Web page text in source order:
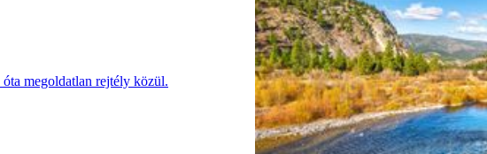
megoldatlan rejtély közül.